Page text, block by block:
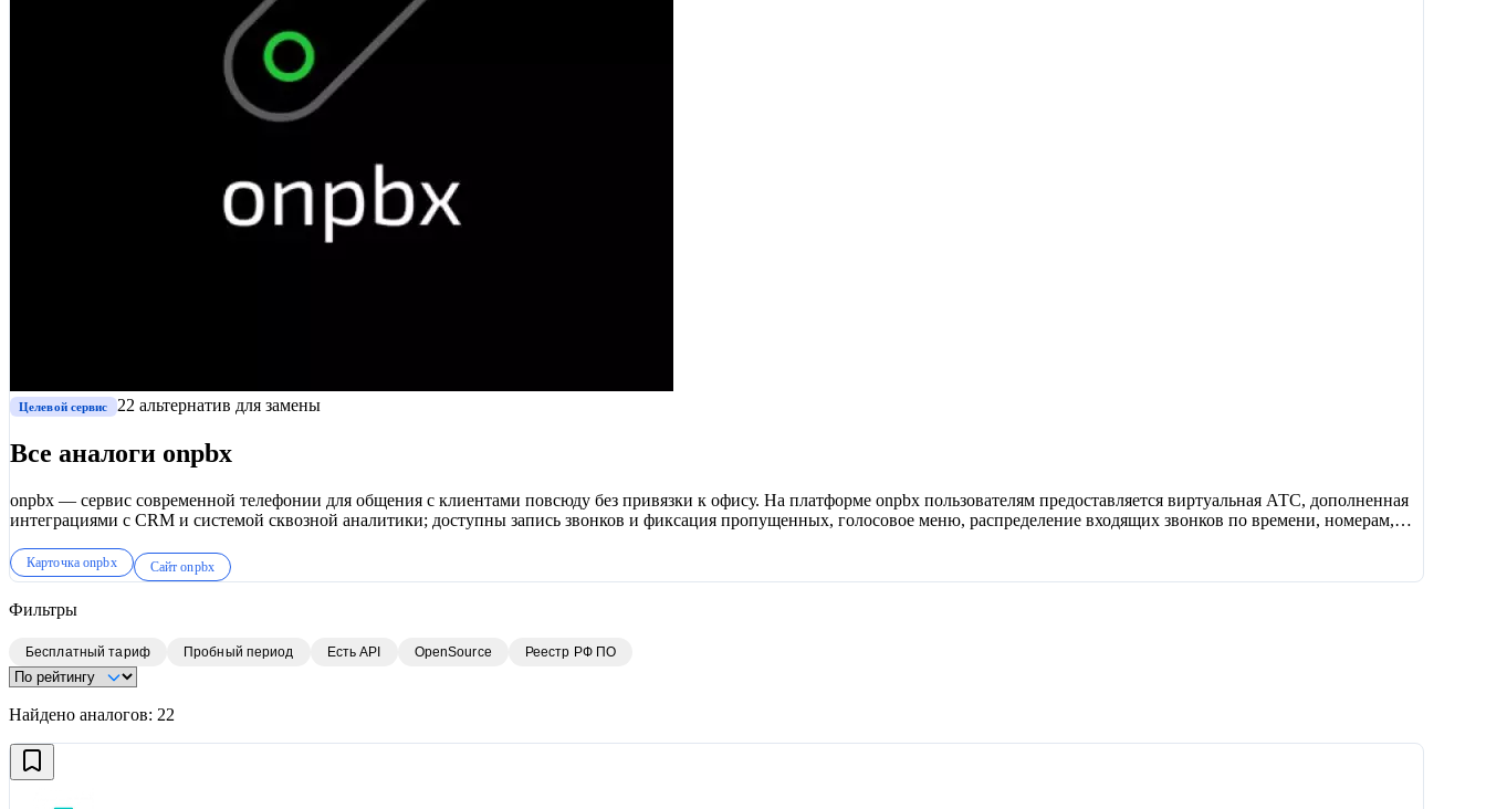
Целевой сервис 22 альтернатив для замены
Все аналоги onpbx
onpbx — сервис современной телефонии для общения с клиентами повсюду без привязки к офису. На платформе onpbx пользователям предоставляется виртуальная АТС, дополненная
интеграциями с CRM и системой сквозной аналитики; доступны запись звонков и фиксация пропущенных, голосовое меню, распределение входящих звонков по времени, номерам,
Карточкаonpbx Сайтonpbx
Фильтры
Бесплатный тариф Пробный период Есть API OpenSource Реестр РФ ПО
Найдено аналогов: 22